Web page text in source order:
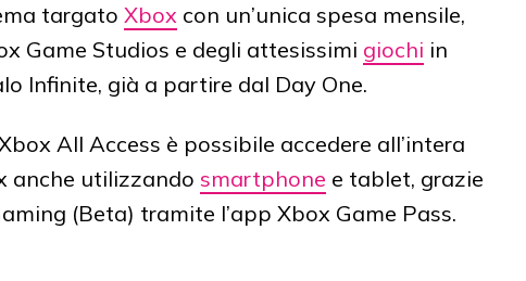
targato Xbox con un’unica spesa mensile,
Game Studios e degli attesissimi giochi in
Infinite, già a partire dal Day One.
All Access è possibile accedere all’intera
anche utilizzando smartphone e tablet, grazie
(Beta) tramite l’app Xbox Game Pass.